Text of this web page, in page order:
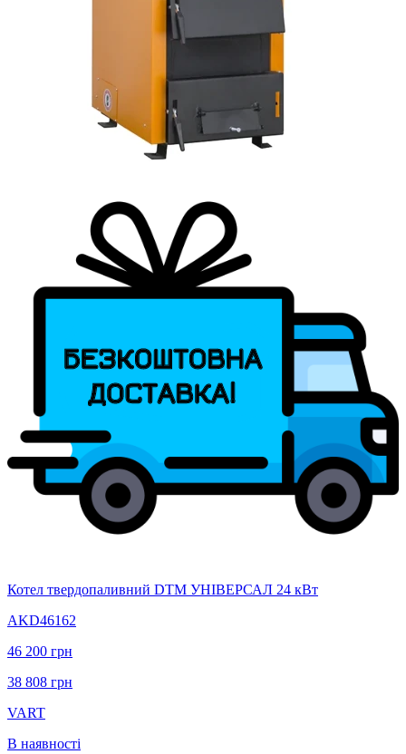
Котел твердопаливний DTM УНІВЕРСАЛ 24 кВт
AKD46162
46 200 грн
38 808 грн
VART
В наявності